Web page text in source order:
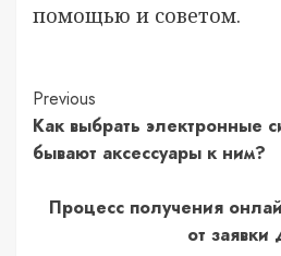
помощью и советом.
Continue
Reading
Previous
Как выбрать электронные
бывают аксессуары к ним?
Процесс получения
от